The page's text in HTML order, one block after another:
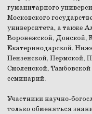
гуманитарного
Московского
университета, а также
Воронежской, Донской,
Екатеринодарской,
Пензенской, Пермской,
Смоленской,
семинарий.
Участники научно-
только обменяться